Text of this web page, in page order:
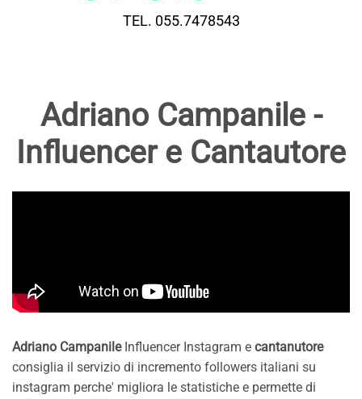
TEL. 055.7478543
Adriano Campanile -
Influencer e Cantautore
Adriano CampanileInfluencer Instagram e cantanutore
consiglia il servizio di incremento followers italiani su
instagram perche' migliora le statistiche e permette di